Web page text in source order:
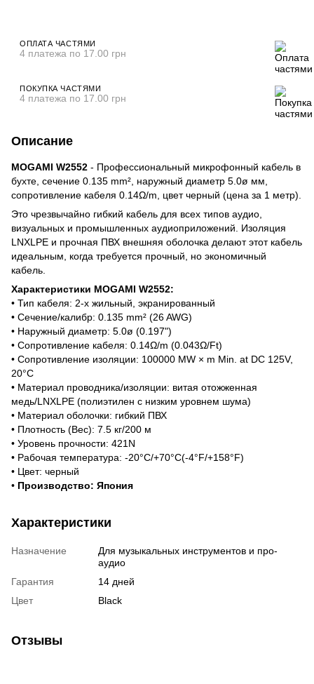
ОПЛАТА ЧАСТЯМИ
4 платежа по 17.00 грн
ПОКУПКА ЧАСТЯМИ
4 платежа по 17.00 грн
Описание
MOGAMI W2552 - Профессиональный микрофонный кабель в
бухте, сечение 0.135 mm², наружный диаметр 5.0ø мм,
сопротивление кабеля 0.14Ω/m, цвет черный (цена за 1 метр).
Это чрезвычайно гибкий кабель для всех типов аудио,
визуальных и промышленных аудиоприложений. Изоляция
LNXLPE и прочная ПВХ внешняя оболочка делают этот кабель
идеальным, когда требуется прочный, но экономичный
кабель.
Характеристики MOGAMI W2552:
• Тип кабеля: 2-х жильный, экранированный
• Сечение/калибр: 0.135 mm² (26 AWG)
• Наружный диаметр: 5.0ø (0.197")
• Сопротивление кабеля: 0.14Ω/m (0.043Ω/Ft)
• Сопротивление изоляции: 100000 MW × m Min. at DC 125V,
20°C
• Материал проводника/изоляции: витая отожженная
медь/LNXLPE (полиэтилен с низким уровнем шума)
• Материал оболочки: гибкий ПВХ
• Плотность (Вес): 7.5 кг/200 м
• Уровень прочности: 421N
• Рабочая температура: -20°C/+70°C(-4°F/+158°F)
• Цвет: черный
• Производство: Япония
Характеристики
Назначение
Для музыкальных инструментов и про-
аудио
Гарантия
14 дней
Цвет
Black
Отзывы